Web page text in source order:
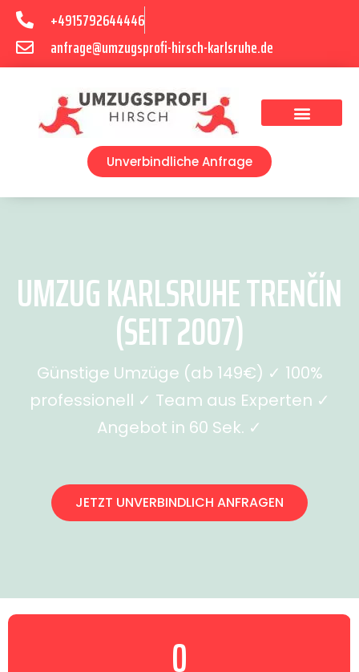
+4915792644446
anfrage@umzugsprofi-hirsch-karlsruhe.de
Unverbindliche Anfrage
UMZUG KARLSRUHE TRENČÍN
(SEIT 2007)
Günstige Umzüge (ab 149€) ✓ 100%
professionell ✓ Team aus Experten ✓
Angebot in 60 Sek. ✓
JETZT UNVERBINDLICH ANFRAGEN
0